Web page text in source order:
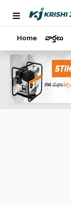
Home వార్తలు